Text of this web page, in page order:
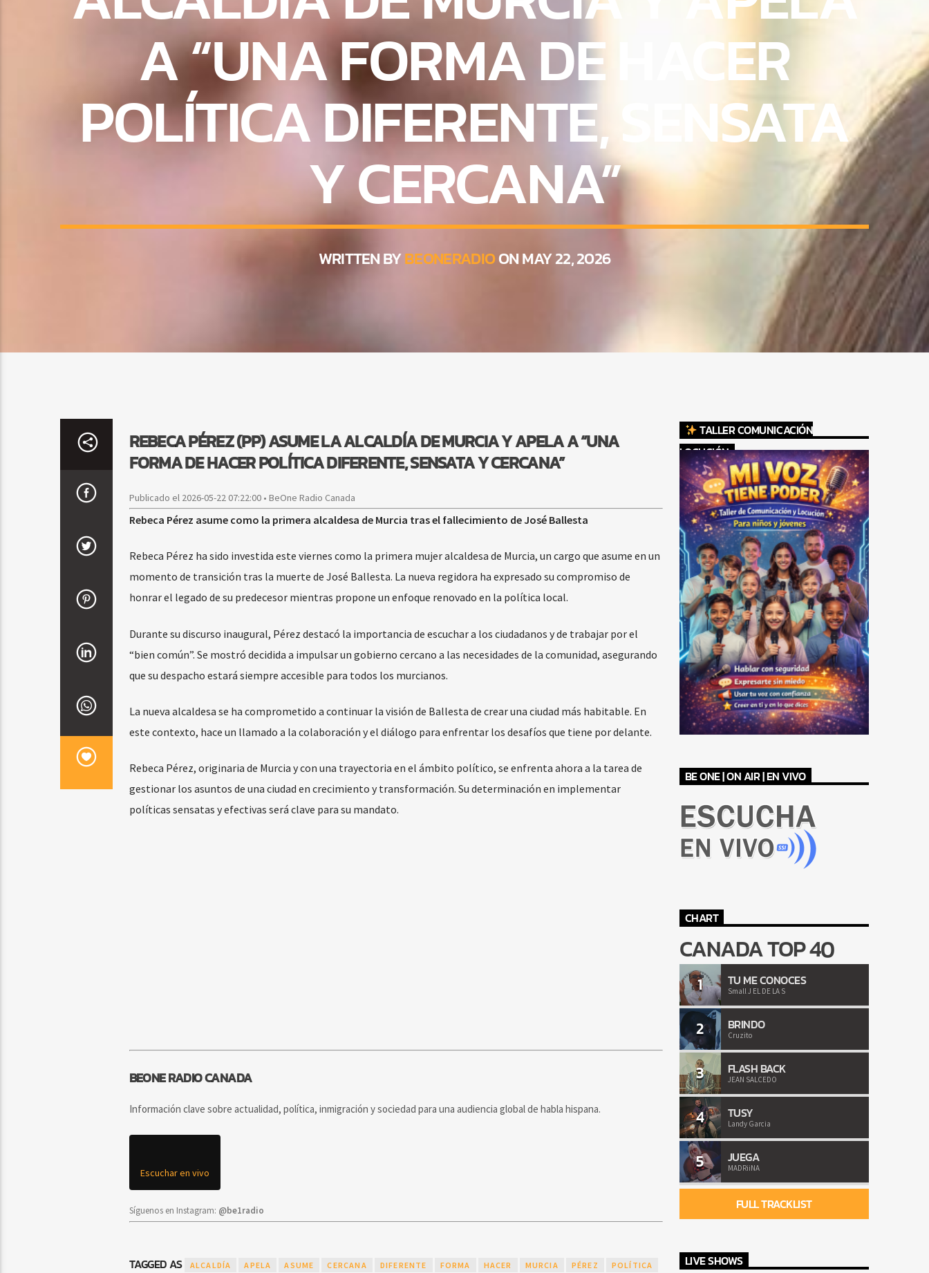
A “UNA FORMA DE HACER
POLÍTICA DIFERENTE, SENSATA
Y CERCANA”
WRITTEN BYBEONERADIOON MAY 22, 2026
REBECA PÉREZ (PP) ASUME LA ALCALDÍA DE MURCIA Y APELA A “UNA
FORMA DE HACER POLÍTICA DIFERENTE, SENSATA Y CERCANA”
Publicado el 2026-05-22 07:22:00 • BeOne Radio Canada
Rebeca Pérez asume como la primera alcaldesa de Murcia tras el fallecimiento de José Ballesta
Rebeca Pérez ha sido investida este viernes como la primera mujer alcaldesa de Murcia, un cargo que asume en un
momento de transición tras la muerte de José Ballesta. La nueva regidora ha expresado su compromiso de
honrar el legado de su predecesor mientras propone un enfoque renovado en la política local.
Durante su discurso inaugural, Pérez destacó la importancia de escuchar a los ciudadanos y de trabajar por el
“bien común”. Se mostró decidida a impulsar un gobierno cercano a las necesidades de la comunidad, asegurando
que su despacho estará siempre accesible para todos los murcianos.
La nueva alcaldesa se ha comprometido a continuar la visión de Ballesta de crear una ciudad más habitable. En
este contexto, hace un llamado a la colaboración y el diálogo para enfrentar los desafíos que tiene por delante.
Rebeca Pérez, originaria de Murcia y con una trayectoria en el ámbito político, se enfrenta ahora a la tarea de
gestionar los asuntos de una ciudad en crecimiento y transformación. Su determinación en implementar
políticas sensatas y efectivas será clave para su mandato.
BEONE RADIO CANADA
Información clave sobre actualidad, política, inmigración y sociedad para una audiencia global de habla hispana.
Escuchar en vivo
Síguenos en Instagram: @be1radio
TAGGED AS ALCALDÍA APELA ASUME CERCANA DIFERENTE FORMA HACER MURCIA PÉREZ POLÍTICA
TALLER COMUNICACIÓN
LOCUCIÓN
BE ONE | ON AIR | EN VIVO
CHART
CANADA TOP 40
1 TU ME CONOCES
Small J EL DE LA S
2 BRINDO
Cruzito
3 FLASH BACK
JEAN SALCEDO
4 TUSY
Landy Garcia
5 JUEGA
MADRiiNA
FULL TRACKLIST
LIVE SHOWS